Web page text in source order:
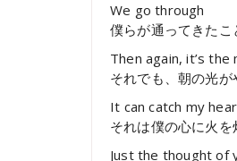
We go through
僕らが通ってきたこ
Then again, it’s
それでも、朝の光が
It can catch my
それは僕の心に火を
Just the thought of